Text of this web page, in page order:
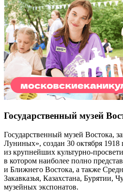
Государственный музей
Государственный музей Востока,
Луниных», создан 30 октября 1918
из крупнейших культурно-
в котором наиболее полно
и Ближнего Востока, а также
Закавказья, Казахстана, Бурятии,
музейных экспонатов.